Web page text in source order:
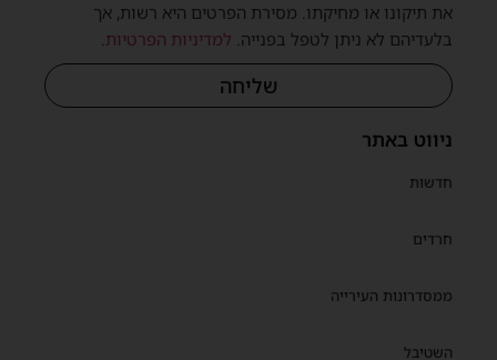
ניווט באתר
חדשות
חרדים
ממסדרונות העירייה
השטיבל
את תיקונו או מחיקתו. מסירת הפרטים היא רשות, אך
בלעדיהם לא ניתן לטפל בפנייה. למדיניות הפרטיות.
שליחה